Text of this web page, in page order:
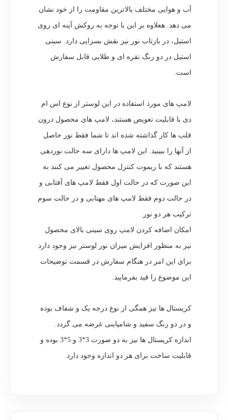
آب و هوایی مختلف بالاترین مقاومت را از خود نشان
می دهد. هعلاوه بر این با توجه به روکش آینه ای روی
استیل، در بازتاب نور نیز نقش بسزایی دارد. سینی
استیل در دو رنگ نقره ای و طلایی قابل سفارش
است.
لامپ های مورد استفاده در این لوستر از نوع اس ام
دی با قابلیت تعویض هستند، لامپ های محصول درون
قلب ها کار گذاشته شده اند تا شما فقط نور حاصل
از آنها را ببینید. این لامپ ها دارای سه حالت نوردهی
هستند که با ریموت کنترل محصول تغییر می کنند به
این صورت که در حالت اول فقط لامپ های آفتابی و
در حالت دوم فقط لامپ های مهتابی و در حالت سوم
ترکیب هر دو نور.
امکان اضافه کردن لامپ روی سینی بالای محصول
نیز به منظور افزایش میزان نور لوستر نیز وجود دارد
برای این امر در هنگام سفارش در قسمت توضیحات
این موضوع را قید بفرمایید.
کریستال ها نیز همگی از نوع درجه یک و شفاف بوده
و در دو رنگ سفید و شامپاینی عرضه می گردد.
اندازه کریستال ها نیز به دو صورت 3*3 و 5*3 بوده و
قابلیت ساخت برای هر دو اندازه وجود دارد.